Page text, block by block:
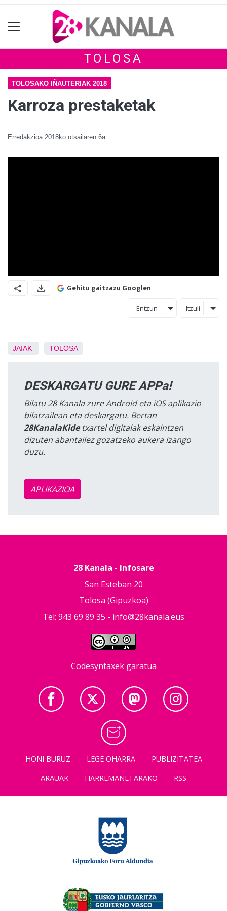
TOLOSA
TOLOSAKO IÑAUTERIAK 2018
Karroza prestaketak
Erredakzioa 2018ko otsailaren 6a
Gehitu gaitzazu Googlen
Entzun Itzuli
JAIAK TOLOSA
DESKARGATU GURE APPa!
Bilatu 28 Kanala zure Android eta iOS aplikazio
bilatzailean eta deskargatu. Bertan
28KanalaKidetxartel digitalak eskaintzen
dizuten abantailez gozatzeko aukera izango
duzu.
APLIKAZIOA
28 Kanala - Infosare
San Esteban 20
Tolosa (Gipuzkoa)
Tel: 943 69 89 35 - info@28kanala.eus
Codesyntaxek garatua
HONI BURUZ LEGE OHARRA
PUBLIZITATEA
ARAUAK
HARREMANETARAKO RSS